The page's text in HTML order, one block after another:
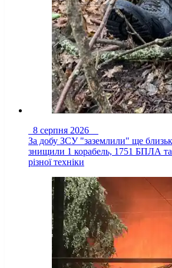
8 серпня 2026
За добу ЗСУ "заземлили" ще
знищили 1 корабель, 1751 БПЛА
різної техніки